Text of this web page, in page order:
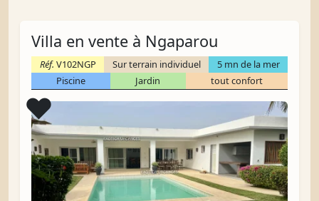
Villa en vente à Ngaparou
Réf. V102NGP Sur terrain individuel
5 mn de la mer
Piscine
Jardin tout confort
❤️Coup de cœur